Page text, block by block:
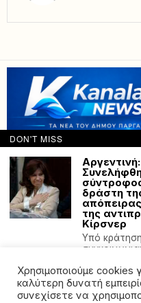
Powered with by
Χρησιμοποιούμε
καλύτερη δυνατή
συνεχίσετε να
DON'T MISS
Αργεντινή:
δράστη
της
Κίρσνερ
Yπό
στο
Τέμπη: